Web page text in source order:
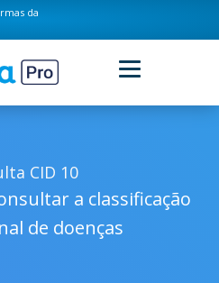
da
CID 10
a classificação
de doenças